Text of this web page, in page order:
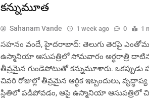
కన్నుమూత
Sahanam Vande 1 week ago 0 1
సహనం వందే, హైదరాబాద్: తెలుగు తెరపై
ఉస్మానియా ఆసుపత్రిలో సోమవారం అర్థరాత్రి
తీవ్రమైన గుండెపోటుతో కన్నుమూశారు. ఒకప్పుడు
చివరి రోజుల్లో తీవ్రమైన ఆర్థిక ఇబ్బందులు,
స్థితిలో పడిపోవడం, ఆపై ఉస్మానియా ఆసుపత్రిలో